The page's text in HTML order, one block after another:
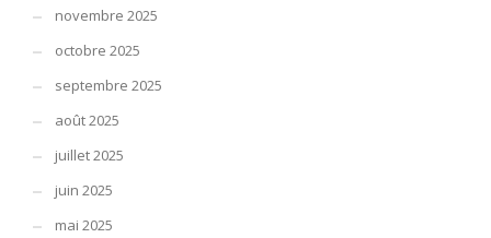
novembre 2025
octobre 2025
septembre 2025
août 2025
juillet 2025
juin 2025
mai 2025